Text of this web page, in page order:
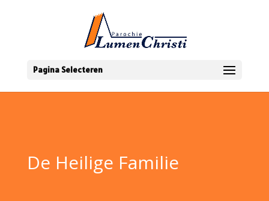
Pagina Selecteren
De Heilige Familie